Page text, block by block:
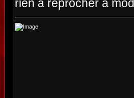
rien à reprocher à